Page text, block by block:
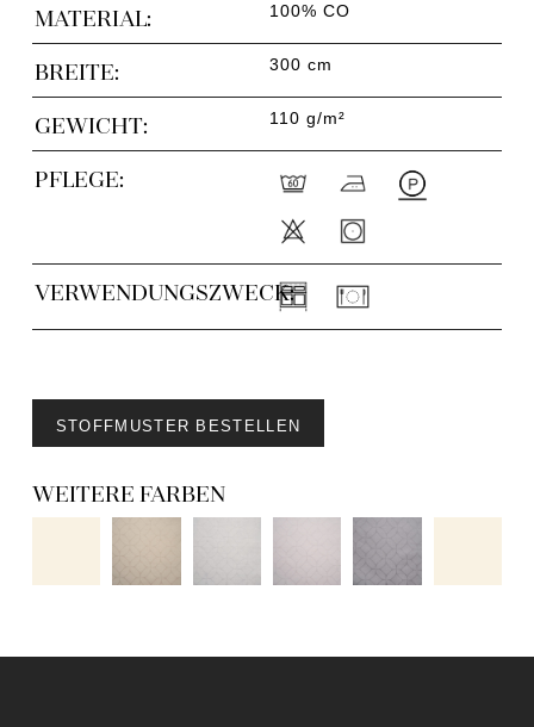
MATERIAL: 100% CO
BREITE: 300 cm
GEWICHT: 110 g/m²
PFLEGE:
VERWENDUNGSZWECK:
STOFFMUSTER BESTELLEN
WEITERE FARBEN